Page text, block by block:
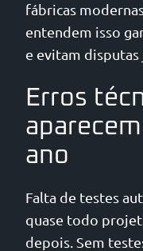
fábricas
entendem isso
e evitam
Erros
ano
Falta de testes
quase todo
depois. Sem